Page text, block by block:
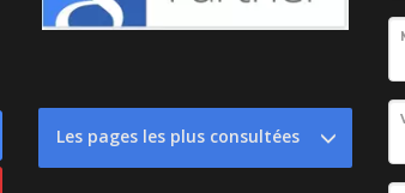
Les pages les plus consultées